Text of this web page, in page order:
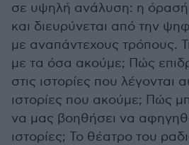
σε υψηλή ανάλυση: η όρασή
και διευρύνεται από την
με αναπάντεχους τρόπους.
με τα όσα ακούμε; Πώς
στις ιστορίες που λέγονται
ιστορίες που ακούμε; Πώς
να μας βοηθήσει να
ιστορίες; Το θέατρο του